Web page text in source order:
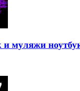
муляжи